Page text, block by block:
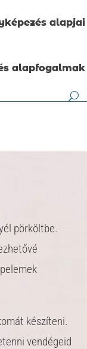
alapjai
alapfogalmak
pörköltbe.
készíteni.
vendégeid